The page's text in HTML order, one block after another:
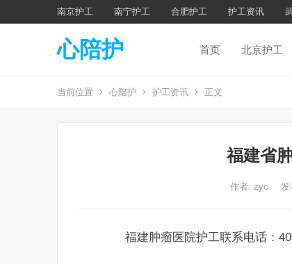
南京护工 南宁护工 合肥护工 护工资讯
心陪护 首页 北京护工
当前位置 心陪护 护工资讯 正文
福建省
作者: zyc 发
福建肿瘤医院护工联系电话：